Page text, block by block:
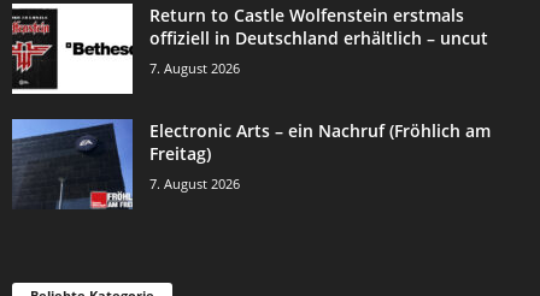
Return to Castle Wolfenstein erstmals
offiziell in Deutschland erhältlich – uncut
7. August 2026
Electronic Arts – ein Nachruf (Fröhlich am
Freitag)
7. August 2026